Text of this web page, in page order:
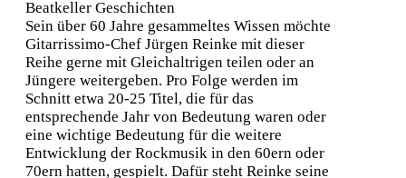
Beatkeller Geschichten
Sein über 60 Jahre gesammeltes Wissen möchte
Gitarrissimo-Chef Jürgen Reinke mit dieser
Reihe gerne mit Gleichaltrigen teilen oder an
Jüngere weitergeben. Pro Folge werden im
Schnitt etwa 20-25 Titel, die für das
entsprechende Jahr von Bedeutung waren oder
eine wichtige Bedeutung für die weitere
Entwicklung der Rockmusik in den 60ern oder
70ern hatten, gespielt. Dafür steht Reinke seine